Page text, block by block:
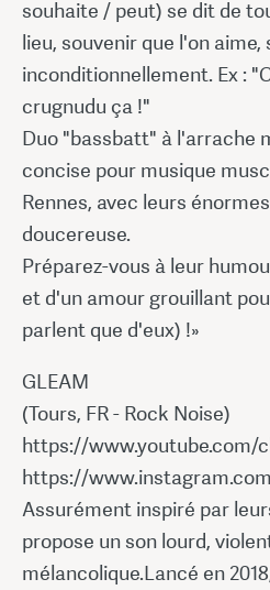
souhaite / peut) se dit de
lieu, souvenir que l'on
inconditionnellement. Ex :
crugnudu ça !"
Duo "bassbatt" à l'arrache
concise pour musique
Rennes, avec leurs
doucereuse.
Préparez-vous à leur
et d'un amour grouillant
parlent que d'eux) !»
GLEAM
(Tours, FR - Rock Noise)
https://www.youtube.com/
https://
Assurément inspiré par
propose un son lourd,
mélancolique.Lancé en